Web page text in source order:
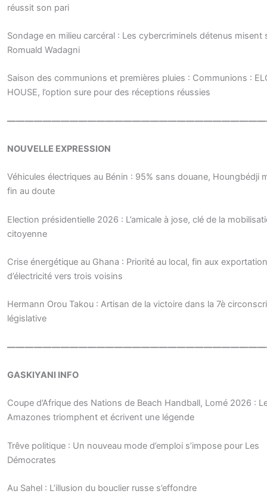
réussit son pari
Sondage en milieu carcéral : Les cybercriminels détenus misent
Romuald Wadagni
Saison des communions et premières pluies : Communions :
HOUSE, l’option sure pour des réceptions réussies
NOUVELLE EXPRESSION
Véhicules électriques au Bénin : 95% sans douane, Houngbédji
fin au doute
Election présidentielle 2026 : L’amicale à jose, clé de la
citoyenne
Crise énergétique au Ghana : Priorité au local, fin aux
d’électricité vers trois voisins
Hermann Orou Takou : Artisan de la victoire dans la 7è
législative
GASKIYANI INFO
Coupe d’Afrique des Nations de Beach Handball, Lomé 2026 :
Amazones triomphent et écrivent une légende
Trêve politique : Un nouveau mode d’emploi s’impose pour Les
Démocrates
Au Sahel : L’illusion du bouclier russe s’effondre